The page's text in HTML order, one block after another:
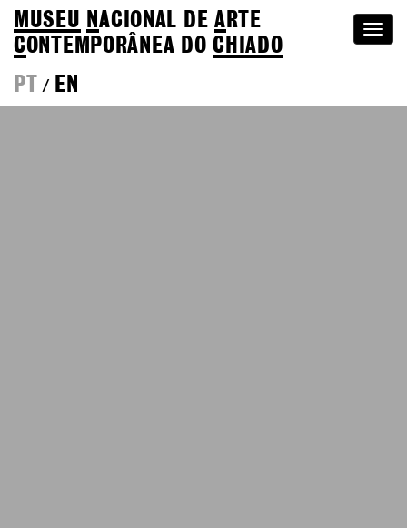
MUSEU NACIONAL DEA RTE
CONTEMPORÂNEA DOCHIADO
PT
/ EN